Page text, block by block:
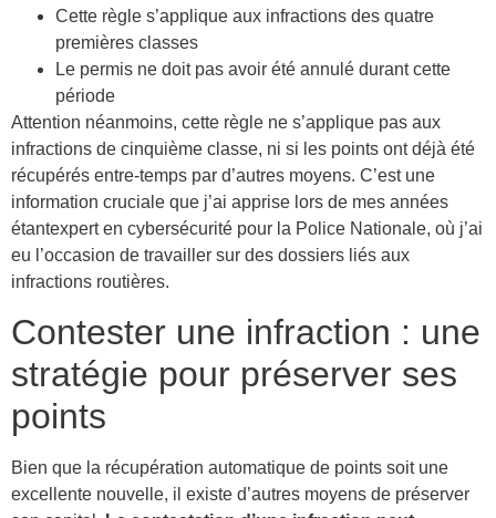
Cette règle s’applique aux infractions des quatre
premières classes
Le permis ne doit pas avoir été annulé durant cette
période
Attention néanmoins, cette règle ne s’applique pas aux
infractions de cinquième classe, ni si les points ont déjà été
récupérés entre-temps par d’autres moyens. C’est une
information cruciale que j’ai apprise lors de mes années
étantexpert en cybersécurité pour la Police Nationale, où j’ai
eu l’occasion de travailler sur des dossiers liés aux
infractions routières.
Contester une infraction : une
stratégie pour préserver ses
points
Bien que la récupération automatique de points soit une
excellente nouvelle, il existe d’autres moyens de préserver